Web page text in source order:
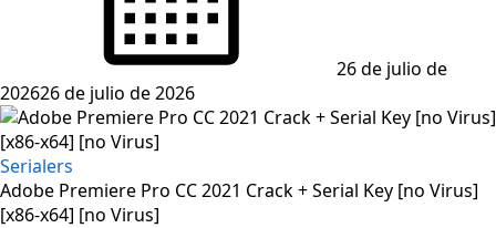
26 de julio de
202626 de julio de 2026
Serialers
Adobe Premiere Pro CC 2021 Crack + Serial Key [no Virus]
[x86-x64] [no Virus]